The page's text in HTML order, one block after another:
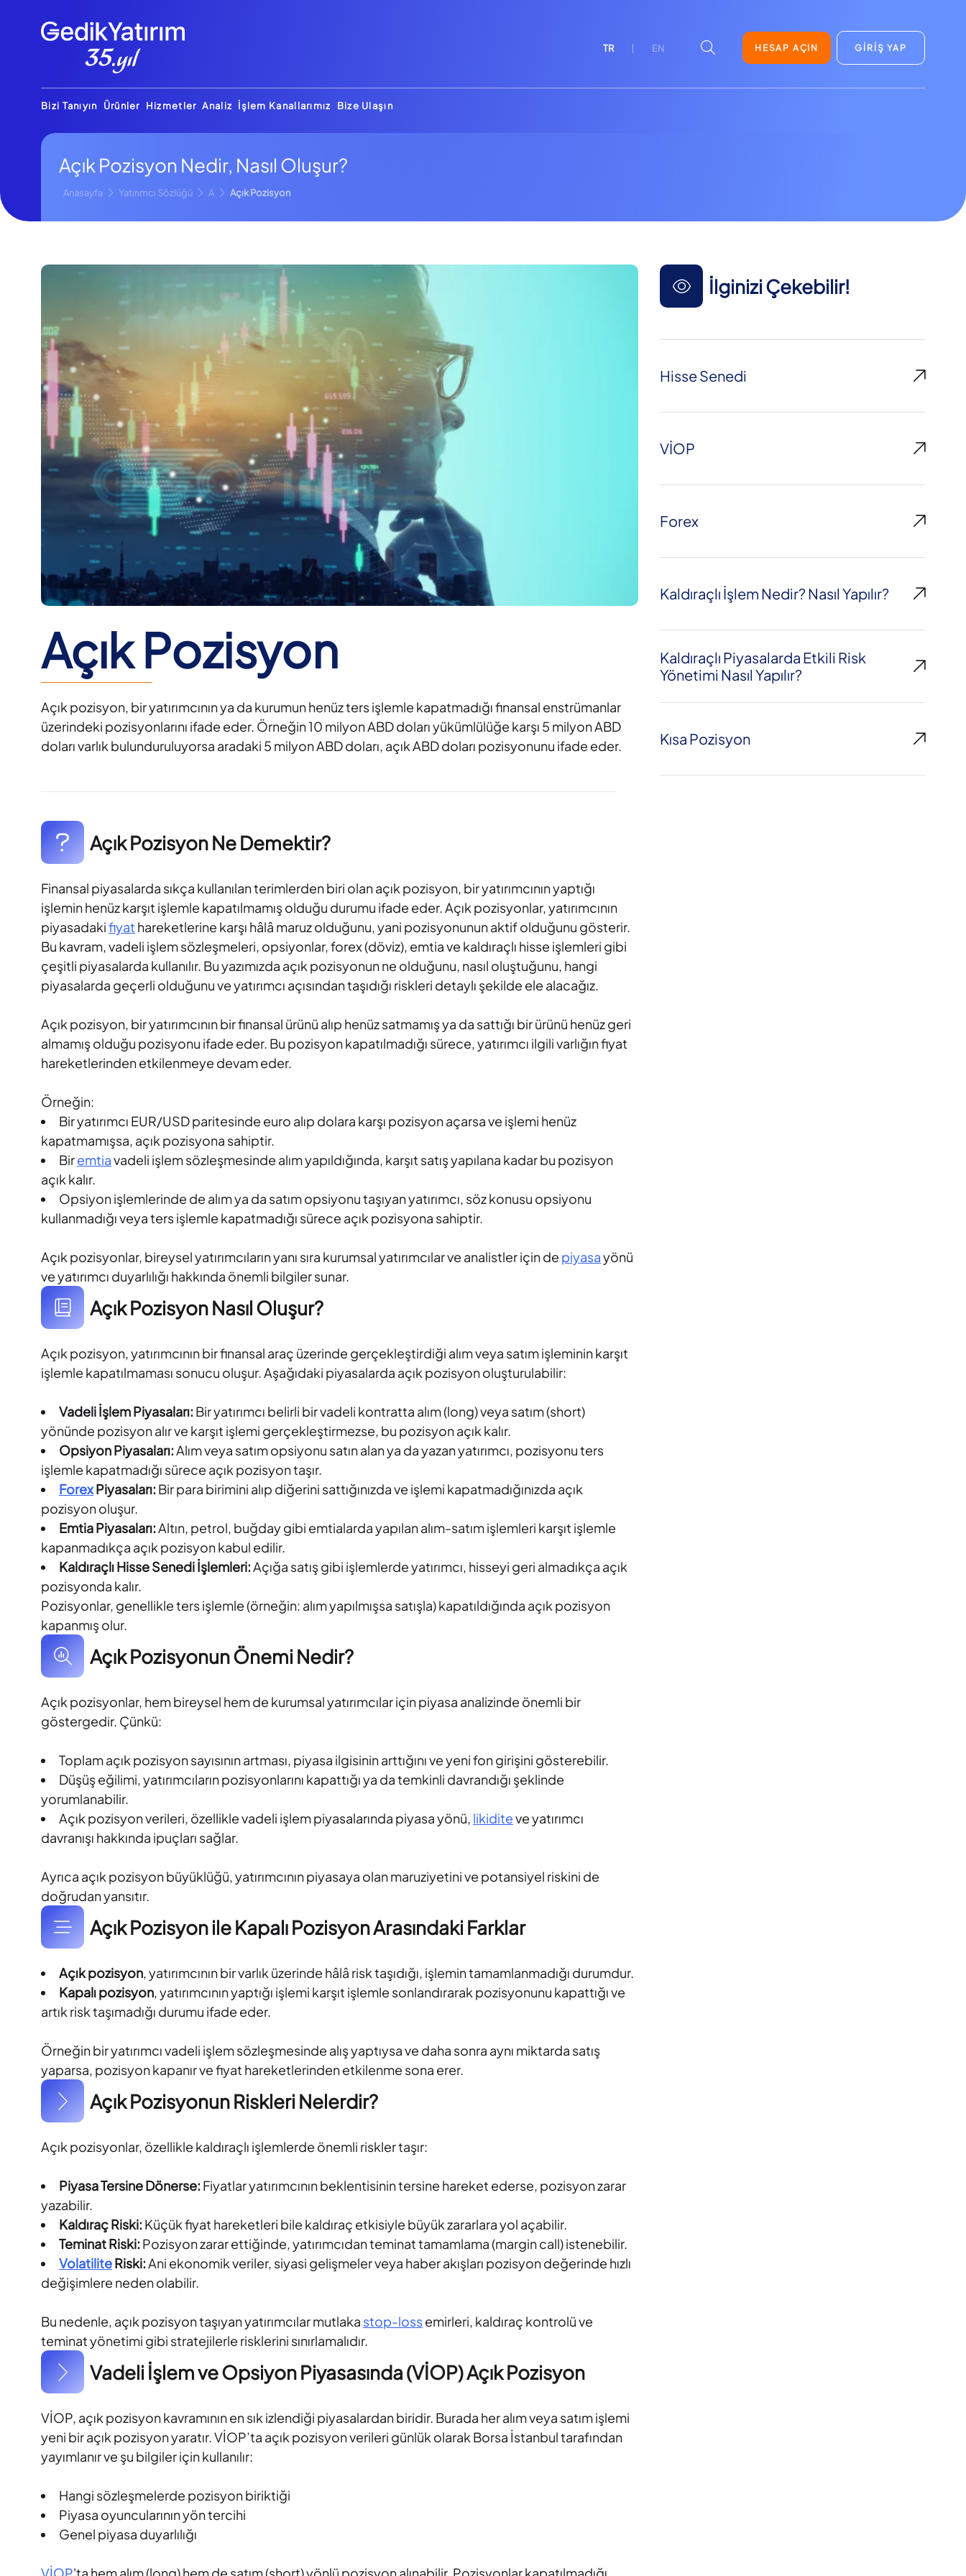
TR EN HESAP AÇIN GİRİŞ YAP
Bizi Tanıyın Ürünler Hizmetler Analiz İşlem Kanallarımız Bize Ulaşın
Açık Pozisyon Nedir, Nasıl Oluşur?
Anasayfa Yatırımcı Sözlüğü A Açık Pozisyon
Açık Pozisyon
Açık pozisyon, bir yatırımcının ya da kurumun henüz ters işlemle kapatmadığı finansal enstrümanlar
üzerindeki pozisyonlarını ifade eder. Örneğin 10 milyon ABD doları yükümlülüğe karşı 5 milyon ABD
doları varlık bulunduruluyorsa aradaki 5 milyon ABD doları, açık ABD doları pozisyonunu ifade eder.
Açık Pozisyon Ne Demektir?
Finansal piyasalarda sıkça kullanılan terimlerden biri olan açık pozisyon, bir yatırımcının yaptığı
işlemin henüz karşıt işlemle kapatılmamış olduğu durumu ifade eder. Açık pozisyonlar, yatırımcının
piyasadakifiyat hareketlerine karşı hâlâ maruz olduğunu, yani pozisyonunun aktif olduğunu gösterir.
Bu kavram, vadeli işlem sözleşmeleri, opsiyonlar, forex (döviz), emtia ve kaldıraçlı hisse işlemleri gibi
çeşitli piyasalarda kullanılır. Bu yazımızda açık pozisyonun ne olduğunu, nasıl oluştuğunu, hangi
piyasalarda geçerli olduğunu ve yatırımcı açısından taşıdığı riskleri detaylı şekilde ele alacağız.
Açık pozisyon, bir yatırımcının bir finansal ürünü alıp henüz satmamış ya da sattığı bir ürünü henüz geri
almamış olduğu pozisyonu ifade eder. Bu pozisyon kapatılmadığı sürece, yatırımcı ilgili varlığın fiyat
hareketlerinden etkilenmeye devam eder.
Örneğin:
Bir yatırımcı EUR/USD paritesinde euro alıp dolara karşı pozisyon açarsa ve işlemi henüz
kapatmamışsa, açık pozisyona sahiptir.
Biremtiavadeli işlem sözleşmesinde alım yapıldığında, karşıt satış yapılana kadar bu pozisyon
açık kalır.
Opsiyon işlemlerinde de alım ya da satım opsiyonu taşıyan yatırımcı, söz konusu opsiyonu
kullanmadığı veya ters işlemle kapatmadığı sürece açık pozisyona sahiptir.
Açık pozisyonlar, bireysel yatırımcıların yanı sıra kurumsal yatırımcılar ve analistler için de piyasayönü
ve yatırımcı duyarlılığı hakkında önemli bilgiler sunar.
Açık Pozisyon Nasıl Oluşur?
Açık pozisyon, yatırımcının bir finansal araç üzerinde gerçekleştirdiği alım veya satım işleminin karşıt
işlemle kapatılmaması sonucu oluşur. Aşağıdaki piyasalarda açık pozisyon oluşturulabilir:
Vadeli İşlem Piyasaları: Bir yatırımcı belirli bir vadeli kontratta alım (long) veya satım (short)
yönünde pozisyon alır ve karşıt işlemi gerçekleştirmezse, bu pozisyon açık kalır.
Opsiyon Piyasaları:Alım veya satım opsiyonu satın alan ya da yazan yatırımcı, pozisyonu ters
işlemle kapatmadığı sürece açık pozisyon taşır.
ForexPiyasaları: Bir para birimini alıp diğerini sattığınızda ve işlemi kapatmadığınızda açık
pozisyon oluşur.
EmtiaPiyasaları:Altın, petrol, buğday gibi emtialarda yapılan alım-satım işlemleri karşıt işlemle
kapanmadıkça açık pozisyon kabul edilir.
Kaldıraçlı Hisse Senedi İşlemleri:Açığa satış gibi işlemlerde yatırımcı, hisseyi geri almadıkça açık
pozisyonda kalır.
Pozisyonlar, genellikle ters işlemle (örneğin: alım yapılmışsa satışla) kapatıldığında açık pozisyon
kapanmış olur.
Açık Pozisyonun Önemi Nedir?
Açık pozisyonlar, hem bireysel hem de kurumsal yatırımcılar için piyasa analizinde önemli bir
göstergedir. Çünkü:
Toplam açık pozisyon sayısının artması, piyasa ilgisinin arttığını ve yeni fon girişini gösterebilir.
Düşüş eğilimi, yatırımcıların pozisyonlarını kapattığı ya da temkinli davrandığı şeklinde
yorumlanabilir.
Açık pozisyon verileri, özellikle vadeli işlem piyasalarında piyasa yönü, likiditeve yatırımcı
davranışı hakkında ipuçları sağlar.
Ayrıca açık pozisyon büyüklüğü, yatırımcının piyasaya olan maruziyetini ve potansiyel riskini de
doğrudan yansıtır.
Açık Pozisyon ile Kapalı Pozisyon Arasındaki Farklar
Açık pozisyon, yatırımcının bir varlık üzerinde hâlâ risk taşıdığı, işlemin tamamlanmadığı durumdur.
Kapalı pozisyon, yatırımcının yaptığı işlemi karşıt işlemle sonlandırarak pozisyonunu kapattığı ve
artık risk taşımadığı durumu ifade eder.
Örneğin bir yatırımcı vadeli işlem sözleşmesinde alış yaptıysa ve daha sonra aynı miktarda satış
yaparsa, pozisyon kapanır ve fiyat hareketlerinden etkilenme sona erer.
Açık Pozisyonun Riskleri Nelerdir?
Açık pozisyonlar, özellikle kaldıraçlı işlemlerde önemli riskler taşır:
Piyasa Tersine Dönerse: Fiyatlar yatırımcının beklentisinin tersine hareket ederse, pozisyon zarar
yazabilir.
Kaldıraç Riski: Küçük fiyat hareketleri bile kaldıraç etkisiyle büyük zararlara yol açabilir.
Teminat Riski: Pozisyon zarar ettiğinde, yatırımcıdan teminat tamamlama (margin call) istenebilir.
VolatiliteRiski:Ani ekonomik veriler, siyasi gelişmeler veya haber akışları pozisyon değerinde hızlı
değişimlere neden olabilir.
Bu nedenle, açık pozisyon taşıyan yatırımcılar mutlaka stop-lossemirleri, kaldıraç kontrolü ve
teminat yönetimi gibi stratejilerle risklerini sınırlamalıdır.
Vadeli İşlem ve Opsiyon Piyasasında (VİOP) Açık Pozisyon
VİOP, açık pozisyon kavramının en sık izlendiği piyasalardan biridir. Burada her alım veya satım işlemi
yeni bir açık pozisyon yaratır. VİOP’ta açık pozisyon verileri günlük olarak Borsa İstanbul tarafından
yayımlanır ve şu bilgiler için kullanılır:
Hangi sözleşmelerde pozisyon biriktiği
Piyasa oyuncularının yön tercihi
Genel piyasa duyarlılığı
İlginizi Çekebilir!
Hisse Senedi
VİOP
Forex
Kaldıraçlı İşlem Nedir? Nasıl Yapılır?
Kaldıraçlı Piyasalarda Etkili Risk
Yönetimi Nasıl Yapılır?
Kısa Pozisyon